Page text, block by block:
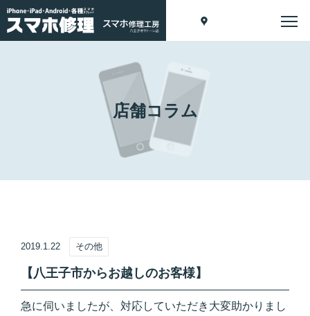
店舗コラム
2019.1.22 その他
【八王子市からお越しのお客様】
急に伺いましたが、対応していただき大変助かりまし